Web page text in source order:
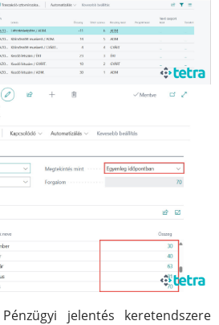
jelentés keretendszere